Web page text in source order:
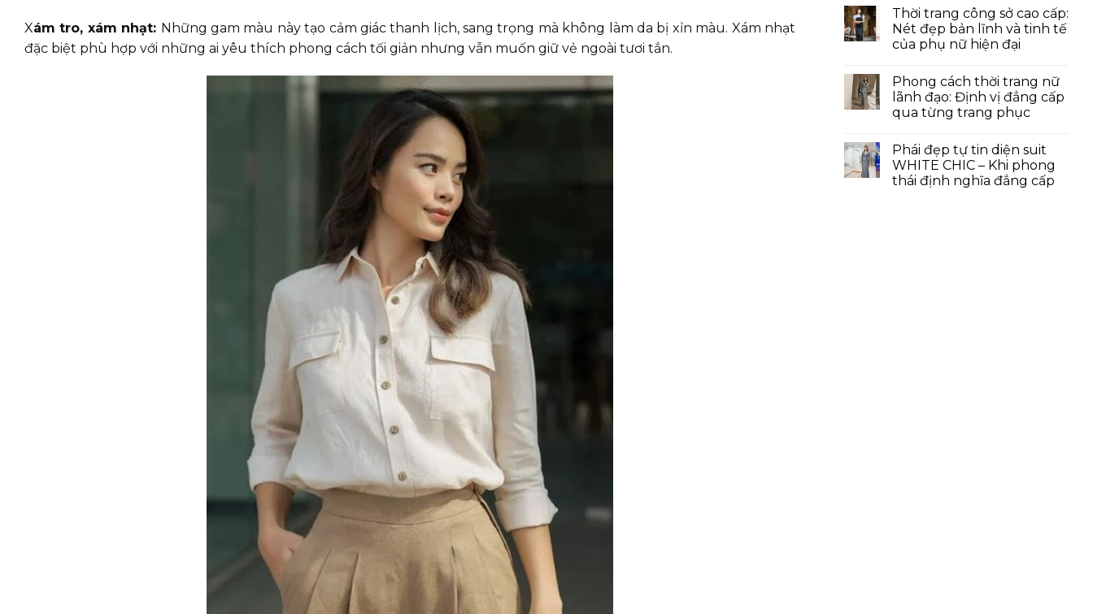
Xám tro, xám nhạt: Những gam màu này tạo cảm giác thanh lịch, sang trọng mà không làm da bị xỉn màu. Xám nhạt
đặc biệt phù hợp với những ai yêu thích phong cách tối giản nhưng vẫn muốn giữ vẻ ngoài tươi tắn.
Thời trang công sở cao cấp:
Nét đẹp bản lĩnh và tinh tế
của phụ nữ hiện đại
Phong cách thời trang nữ
lãnh đạo: Định vị đẳng cấp
qua từng trang phục
Phái đẹp tự tin diện suit
WHITE CHIC – Khi phong
thái định nghĩa đẳng cấp